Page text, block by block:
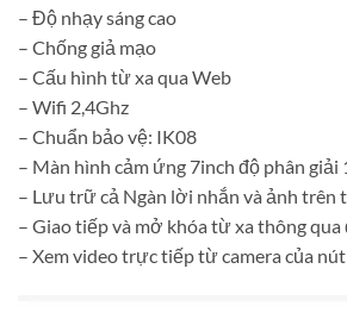
– Độ nhạy sáng cao
– Chống giả mạo
– Cấu hình từ xa qua Web
– Wifi 2,4Ghz
– Chuẩn bảo vệ: IK08
– Màn hình cảm ứng 7inch độ phân giải
– Lưu trữ cả Ngàn lời nhắn và ảnh trên
– Giao tiếp và mở khóa từ xa thông
– Xem video trực tiếp từ camera của